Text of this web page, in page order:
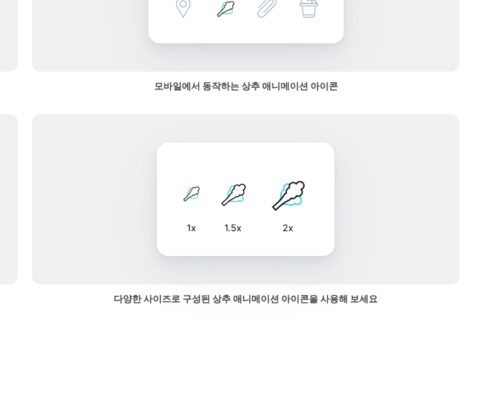
모바일에서 동작하는 상추 애니메이션 아이콘
1x 1.5x 2x
다양한 사이즈로 구성된 상추 애니메이션 아이콘을 사용해 보세요